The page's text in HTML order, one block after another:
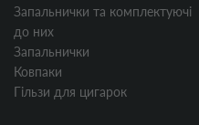
Запальнички та комплектуючі
до них
Запальнички
Ковпаки
Гільзи для цигарок